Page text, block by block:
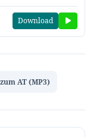
Download
AT (MP3)